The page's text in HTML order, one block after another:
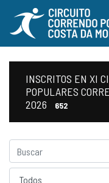
INSCRITOS EN XI
POPULARES
2026
652
Sexo